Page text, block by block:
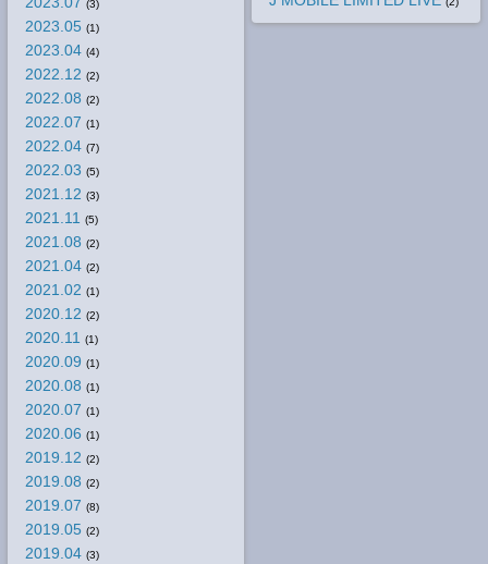
(3)
2023.05 (1)
2023.04 (4)
2022.12 (2)
2022.08 (2)
2022.07 (1)
2022.04 (7)
2022.03 (5)
2021.12 (3)
2021.11 (5)
2021.08 (2)
2021.04 (2)
2021.02 (1)
2020.12 (2)
2020.11 (1)
2020.09 (1)
2020.08 (1)
2020.07 (1)
2020.06 (1)
2019.12 (2)
2019.08 (2)
2019.07 (8)
2019.05 (2)
2019.04 (3)